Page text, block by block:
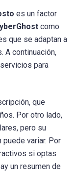
es un factor
como
que se adaptan a
A continuación,
para
que
Por otro lado,
pero su
variar. Por
si optas
un resumen de